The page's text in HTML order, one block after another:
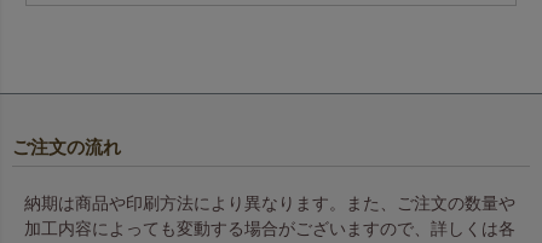
ご注文の流れ
納期は商品や印刷方法により異なります。また、ご注文の数量や
加工内容によっても変動する場合がございますので、詳しくは各